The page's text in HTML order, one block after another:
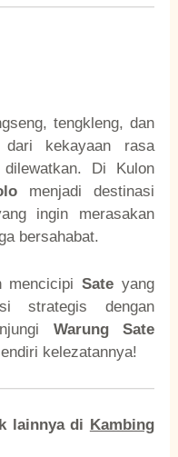
tengkleng, dan
kekayaan rasa
Di Kulon
menjadi destinasi
ingin merasakan
bersahabat.
mencicipiSate yang
strategis dengan
Warung Sate
kelezatannya!
lainnya di Kambing